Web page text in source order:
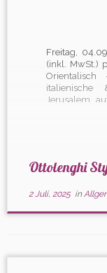
Freitag,
(inkl. MwSt.)
Jerusalem
Ottolenghi
2 Juli, 2025in